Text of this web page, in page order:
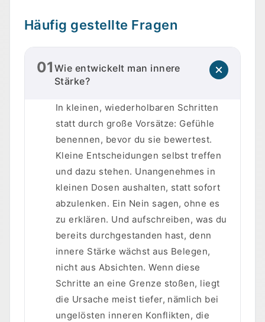
Häufig gestellte Fragen
01 Wie entwickelt man innere
Stärke?
In kleinen, wiederholbaren Schritten
statt durch große Vorsätze: Gefühle
benennen, bevor du sie bewertest.
Kleine Entscheidungen selbst treffen
und dazu stehen. Unangenehmes in
kleinen Dosen aushalten, statt sofort
abzulenken. Ein Nein sagen, ohne es
zu erklären. Und aufschreiben, was du
bereits durchgestanden hast, denn
innere Stärke wächst aus Belegen,
nicht aus Absichten. Wenn diese
Schritte an eine Grenze stoßen, liegt
die Ursache meist tiefer, nämlich bei
ungelösten inneren Konflikten, die